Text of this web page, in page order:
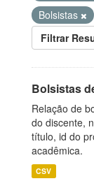
Bolsistas
Filtrar
Bolsistas
Relação de
do discente,
título, id do
acadêmica.
CSV